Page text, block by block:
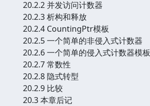
20.2.2 并发访问计数器
20.2.3 析构和释放
20.2.4 CountingPtr模板
20.2.5 一个简单的非侵入式计数器
20.2.6 一个简单的侵入式计数器模板
20.2.7 常数性
20.2.8 隐式转型
20.2.9 比较
20.3 本章后记